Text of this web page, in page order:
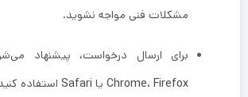
مشکلات فنی مواجه نشوید.
برای ارسال درخواست، پیشنهاد
Chrome، Firefox یا Safari استفاده